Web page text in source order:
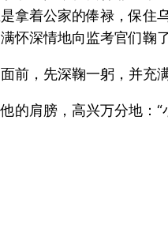
拿着公家的俸禄，保
怀深情地向监考官们鞠了
前，先深鞠一躬，并充
的肩膀，高兴万分地：“